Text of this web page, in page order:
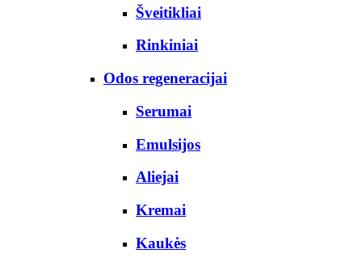
Šveitikliai
Rinkiniai
Odos regeneracijai
Serumai
Emulsijos
Aliejai
Kremai
Kaukės